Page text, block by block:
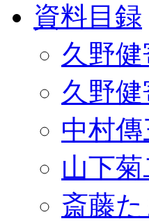
資料目録
久野
久野
中村
山下
斎藤